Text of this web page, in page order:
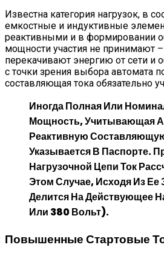
Известна категория нагрузок, в
емкостные и индуктивные
реактивными и в формировании
мощности участия не принимают
перекачивают энергию от сети и
с точки зрения выбора автомата
составляющая тока обязательно
Иногда Полная Или
Мощность, Учитывающая
Реактивную
Указывается В Паспорте.
Нагрузочной Цепи Ток
Этом Случае, Исходя Из Ее
Делится На Действующее
Или 380 Вольт).
Повышенные Стартовые